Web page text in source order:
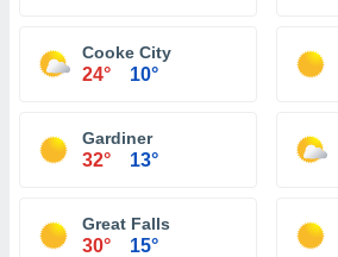
Cooke City
24° 10°
Gardiner
32° 13°
Great Falls
30° 15°